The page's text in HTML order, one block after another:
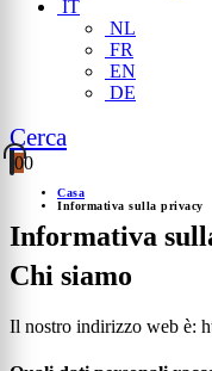
IT
NL
FR
EN
DE
Cerca
00
Casa
Informativa sulla privacy
Informativa
Chi siamo
Il nostro indirizzo web è: